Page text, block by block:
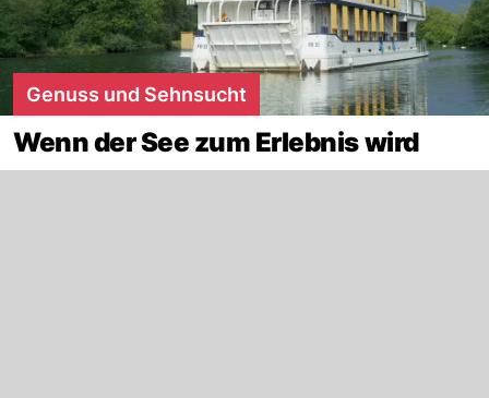
Genuss und Sehnsucht
Wenn der See zum Erlebnis wird